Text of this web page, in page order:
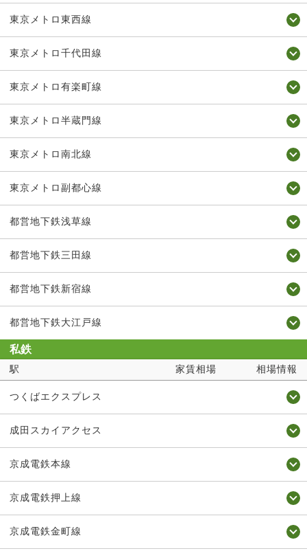
東京メトロ東西線
東京メトロ千代田線
東京メトロ有楽町線
東京メトロ半蔵門線
東京メトロ南北線
東京メトロ副都心線
都営地下鉄浅草線
都営地下鉄三田線
都営地下鉄新宿線
都営地下鉄大江戸線
私鉄
駅 家賃相場 相場情報
つくばエクスプレス
成田スカイアクセス
京成電鉄本線
京成電鉄押上線
京成電鉄金町線